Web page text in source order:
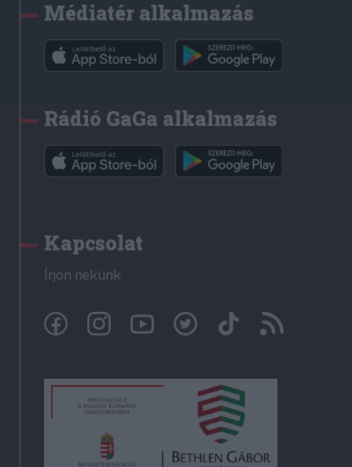
Médiatér alkalmazás
Rádió GaGa alkalmazás
Kapcsolat
Írjon nekünk